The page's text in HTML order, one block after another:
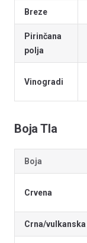
Breze
Pirinčana
polja
Vinogradi
Boja Tla
Boja
Crvena
Crna/vulkanska